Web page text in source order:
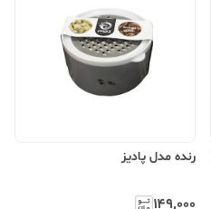
رنده مدل پادیز
۱۴۹٬۰۰۰